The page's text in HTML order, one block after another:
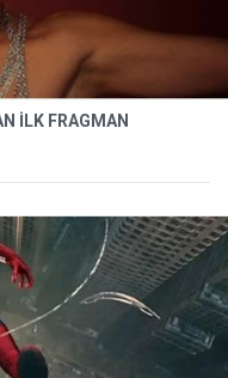
İLK FRAGMAN